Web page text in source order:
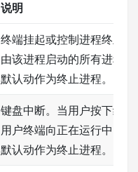
说明
终端挂起或控制进程终止
由该进程启动的所有进程
默认动作为终止进程。
键盘中断。当用户按下组
用户终端向正在运行中的
默认动作为终止进程。